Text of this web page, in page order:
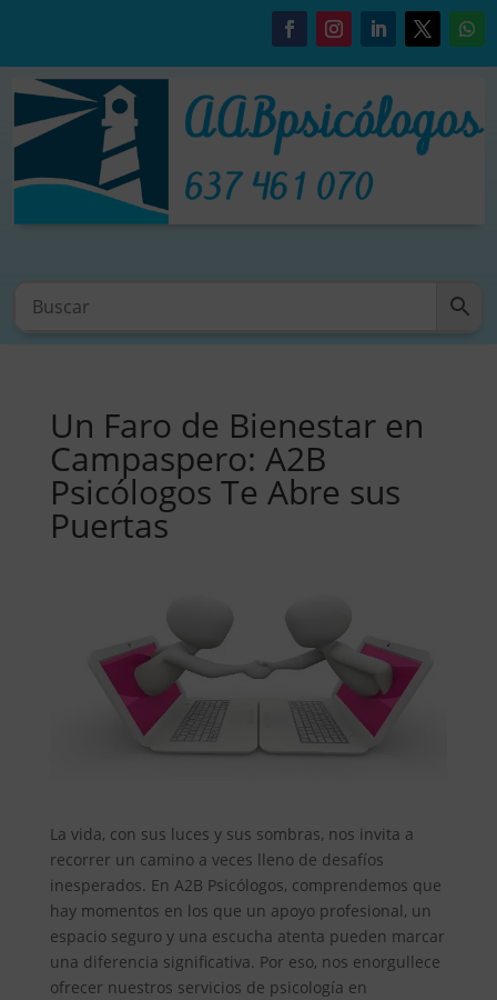
Un Faro de Bienestar en
Campaspero: A2B
Psicólogos Te Abre sus
Puertas
La vida, con sus luces y sus sombras, nos invita a
recorrer un camino a veces lleno de desafíos
inesperados. En A2B Psicólogos, comprendemos que
hay momentos en los que un apoyo profesional, un
espacio seguro y una escucha atenta pueden marcar
una diferencia significativa. Por eso, nos enorgullece
ofrecer nuestros servicios de psicología en